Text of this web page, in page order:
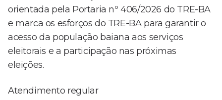
orientada pela Portaria nº 406/2026 do TRE-BA
e marca os esforços do TRE-BA para garantir o
acesso da população baiana aos serviços
eleitorais e a participação nas próximas
eleições.
Atendimento regular